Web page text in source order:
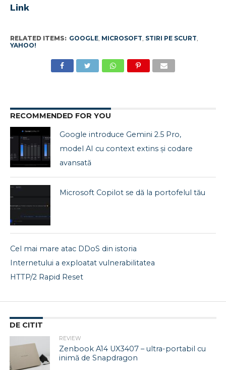
Link
RELATED ITEMS: GOOGLE, MICROSOFT, STIRI PE SCURT,
YAHOO!
RECOMMENDED FOR YOU
Google introduce Gemini 2.5 Pro,
model AI cu context extins și codare
avansată
Microsoft Copilot se dă la portofelul tău
Cel mai mare atac DDoS din istoria
Internetului a exploatat vulnerabilitatea
HTTP/2 Rapid Reset
DE CITIT
REVIEW
Zenbook A14 UX3407 – ultra-portabil cu
inimă de Snapdragon